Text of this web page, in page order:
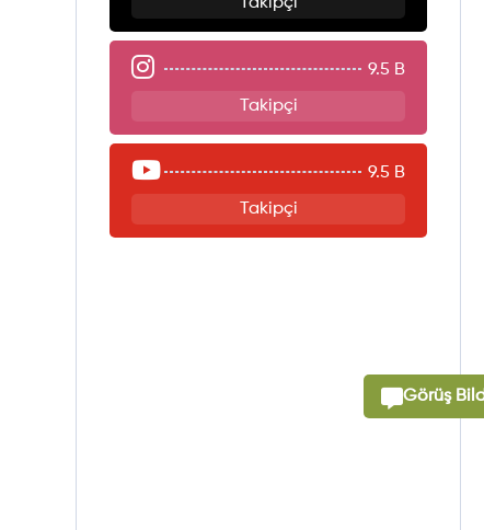
9.5 B
Takipçi
9.5 B
Takipçi
Görüş